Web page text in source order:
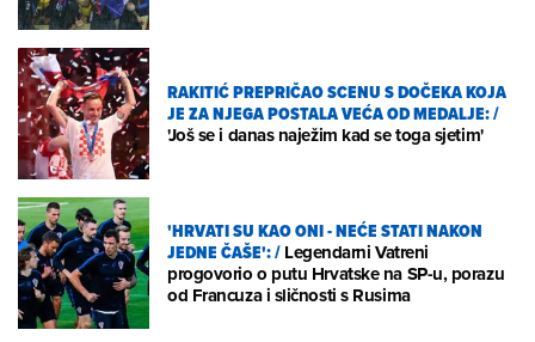
RAKITIĆ PREPRIČAO SCENU S DOČEKA KOJA
JE ZA NJEGA POSTALA VEĆA OD MEDALJE:/
'Još se i danas naježim kad se toga sjetim'
'HRVATI SU KAO ONI - NEĆE STATI NAKON
JEDNE ČAŠE':/Legendarni Vatreni
progovorio o putu Hrvatske na SP-u, porazu
od Francuza i sličnosti s Rusima